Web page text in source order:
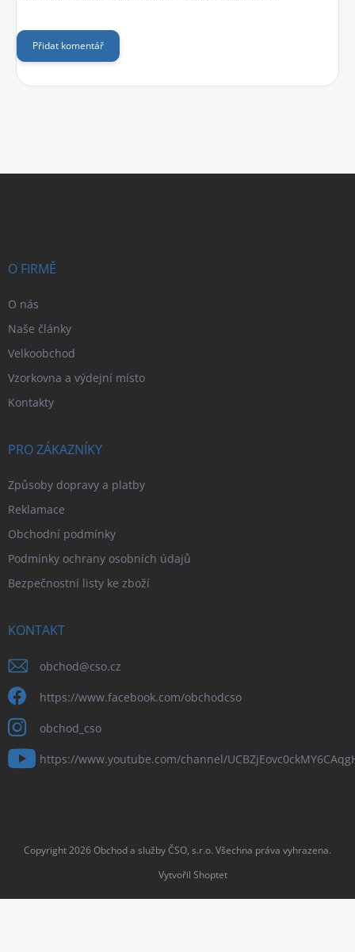
Přidat komentář
Z
O FIRMĚ
O nás
Naše články
Velkoobchod
Vzorkovna a výdejní místo
Kontakty
PRO ZÁKAZNÍKY
Způsoby dopravy a platby
Reklamace
Obchodní podmínky
Podmínky ochrany osobních údajů
Bezpečnostní listy ke zboží
KONTAKT
obchod@cso.cz
https://www.facebook.com/obchodcso
obchod_cso
https://www.youtube.com/channel/
Vytvořil Shoptet
Copyright 2026Obchod a služby ČSO, s.r.o. Všechna práva vyhrazena.